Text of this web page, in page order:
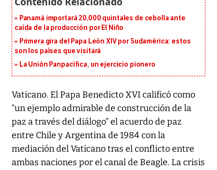
Panamá importará 20,000 quintales de cebolla ante
caída de la producción por El Niño
Primera gira del Papa León XIV por Sudamérica: estos
son los países que visitará
La Unión Panpacífica, un ejercicio pionero
Vaticano. El Papa Benedicto XVI calificó como
“un ejemplo admirable de construcción de la
paz a través del diálogo” el acuerdo de paz
entre Chile y Argentina de 1984 con la
mediación del Vaticano tras el conflicto entre
ambas naciones por el canal de Beagle. La crisis